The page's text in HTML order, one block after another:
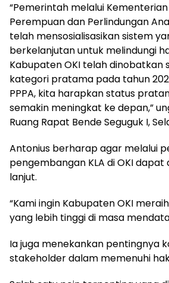
“Pemerintah melalui
Perempuan dan Perlindungan
telah mensosialisasikan sistem
berkelanjutan untuk melindungi
Kabupaten OKI telah dinobatkan
kategori pratama pada tahun
PPPA, kita harapkan status
semakin meningkat ke depan,”
Ruang Rapat Bende Seguguk I,
Antonius berharap agar melalui
pengembangan KLA di OKI
lanjut.
“Kami ingin Kabupaten OKI
yang lebih tinggi di masa
Ia juga menekankan pentingnya
stakeholder dalam memenuhi